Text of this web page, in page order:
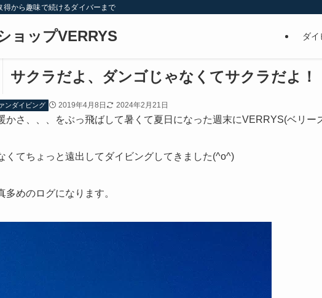
から趣味で続けるダイバーまで
ョップVERRYS ダ
サクラだよ、ダンゴじゃなくてサクラだよ！
ンダイビング 2019年4月8日 2024年2月21日
かさ、、、をぶっ飛ばして暑くて夏日になった週末にVERRYS(ベリー
くてちょっと遠出してダイビングしてきました(^o^)
多めのログになります。